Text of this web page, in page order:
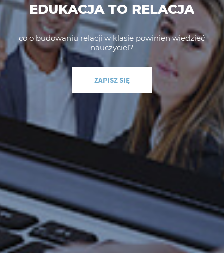
EDUKACJA TO RELACJA
co o budowaniu relacji w klasie powinien wiedzieć
nauczyciel?
ZAPISZ SIĘ